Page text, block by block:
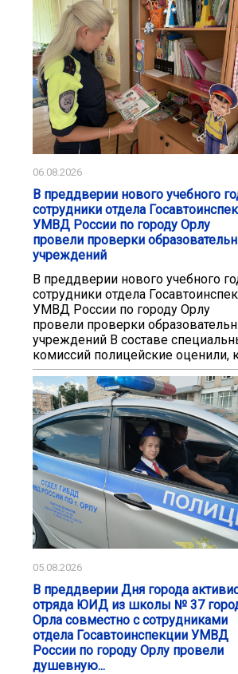
06.08.2026
В преддверии нового учебного
сотрудники отдела
УМВД России по городу Орлу
провели проверки
учреждений
В преддверии нового учебного
сотрудники отдела
УМВД России по городу Орлу
провели проверки
учреждений В составе
комиссий полицейские оценили,
05.08.2026
В преддверии Дня города
отряда ЮИД из школы № 37
Орла совместно с сотрудниками
отдела Госавтоинспекции УМВД
России по городу Орлу провели
душевную...